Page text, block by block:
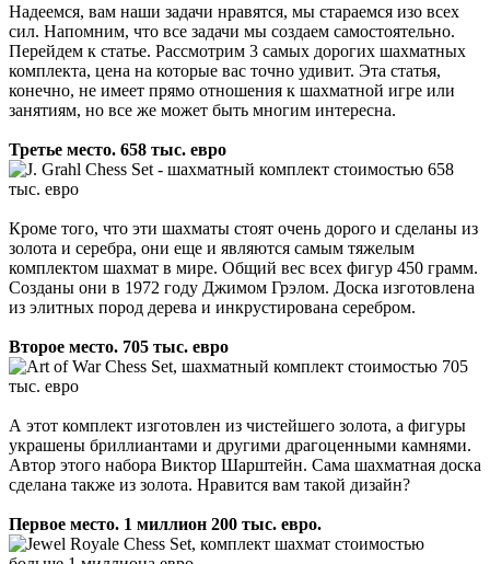
Надеемся, вам наши задачи нравятся, мы стараемся изо всех
сил. Напомним, что все задачи мы создаем самостоятельно.
Перейдем к статье. Рассмотрим 3 самых дорогих шахматных
комплекта, цена на которые вас точно удивит. Эта статья,
конечно, не имеет прямо отношения к шахматной игре или
занятиям, но все же может быть многим интересна.
Третье место. 658 тыс. евро
Кроме того, что эти шахматы стоят очень дорого и сделаны из
золота и серебра, они еще и являются самым тяжелым
комплектом шахмат в мире. Общий вес всех фигур 450 грамм.
Созданы они в 1972 году Джимом Грэлом. Доска изготовлена
из элитных пород дерева и инкрустирована серебром.
Второе место. 705 тыс. евро
А этот комплект изготовлен из чистейшего золота, а фигуры
украшены бриллиантами и другими драгоценными камнями.
Автор этого набора Виктор Шарштейн. Сама шахматная доска
сделана также из золота. Нравится вам такой дизайн?
Первое место. 1 миллион 200 тыс. евро.